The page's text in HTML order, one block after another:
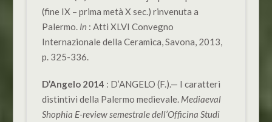
(fine IX – prima metà X sec.) rinvenuta a
Palermo.In : Atti XLVI Convegno
Internazionale della Ceramica, Savona, 2013,
p. 325-336.
D’Angelo 2014 : D’ANGELO (F.).— I caratteri
distintivi della Palermo medievale. Mediaeval
Shophia E-review semestrale dell’Officina Studi